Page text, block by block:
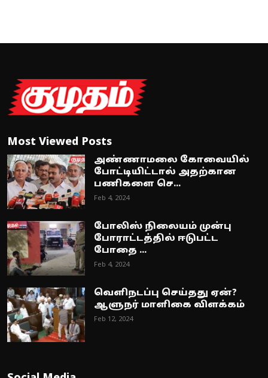
Most Viewed Posts
அண்ணாமலை கோவையில்
போட்டியிட்டால் அதற்கான
பணிகளை செ...
Feb 4, 2024
போலிஸ் நிலையம் முன்பு
போராட்டத்தில் ஈடுபட்ட
போதை ...
Feb 4, 2024
வெளிநடப்பு செய்தது ஏன்?
ஆளுநர் மாளிகை விளக்கம்
Feb 12, 2024